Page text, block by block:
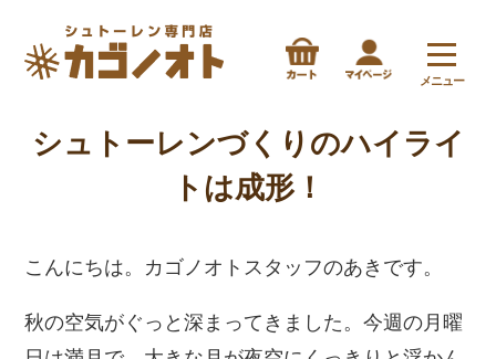
メニュー
シュトーレンづくりのハイライ
トは成形！
こんにちは。カゴノオトスタッフのあきです。
秋の空気がぐっと深まってきました。今週の月曜